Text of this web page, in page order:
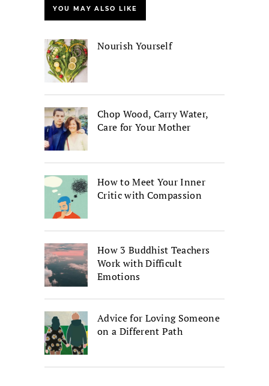
YOU MAY ALSO LIKE
Nourish Yourself
Chop Wood, Carry Water,
Care for Your Mother
How to Meet Your Inner
Critic with Compassion
How 3 Buddhist Teachers
Work with Difficult
Emotions
Advice for Loving Someone
on a Different Path